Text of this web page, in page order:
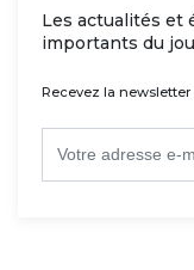
Les actualités et
importants du
Recevez la